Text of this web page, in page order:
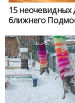
15 неочевидных
ближнего